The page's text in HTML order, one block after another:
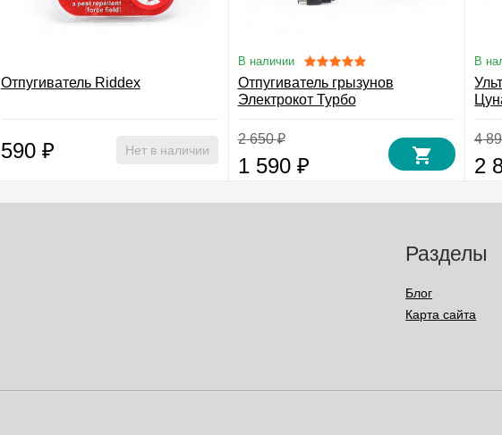
Отпугиватель Riddex
590 ₽ Нет в наличии
В наличии
Отпугиватель грызунов
Электрокот Турбо
2 650₽
1 590 ₽
В
4
2
Разделы
Блог
Карта сайта